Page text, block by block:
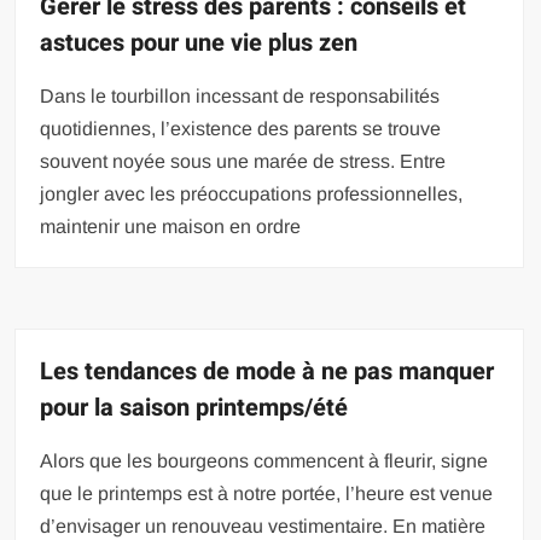
astuces pour une vie plus zen
Dans le tourbillon incessant de responsabilités
quotidiennes, l’existence des parents se trouve
souvent noyée sous une marée de stress. Entre
jongler avec les préoccupations professionnelles,
maintenir une maison en ordre
Les tendances de mode à ne pas manquer
pour la saison printemps/été
Alors que les bourgeons commencent à fleurir, signe
que le printemps est à notre portée, l’heure est venue
d’envisager un renouveau vestimentaire. En matière